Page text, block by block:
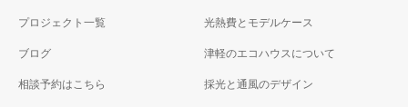
プロジェクト一覧
ブログ
相談予約はこちら
光熱費とモデルケース
津軽のエコハウスについて
採光と通風のデザイン